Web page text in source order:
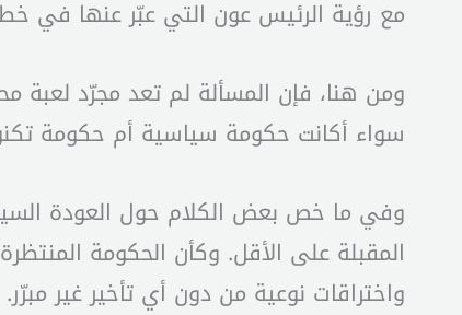
مع رؤية الرئيس عون التي عبّر عنها في
ومن هنا، فإن المسألة لم تعد مجرّد
سواء أكانت حكومة سياسية أم حكومة
وفي ما خص بعض الكلام حول العودة
المقبلة على الأقل. وكأن الحكومة
واختراقات نوعية من دون أي تأخير غير مبرّر.